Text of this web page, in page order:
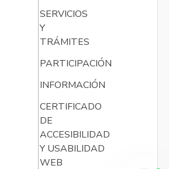
SERVICIOS
Y
TRÁMITES
PARTICIPACIÓN
INFORMACIÓN
CERTIFICADO
DE
ACCESIBILIDAD
Y USABILIDAD
WEB